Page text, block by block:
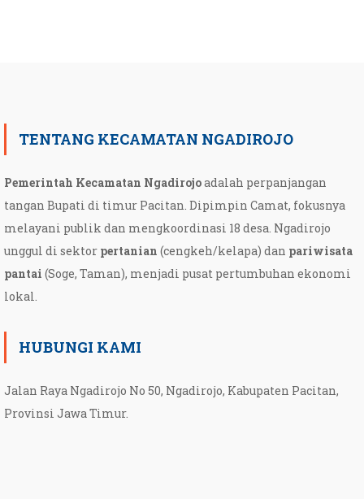
TENTANG KECAMATAN NGADIROJO
Pemerintah Kecamatan Ngadirojoadalah perpanjangan
tangan Bupati di timur Pacitan. Dipimpin Camat, fokusnya
melayani publik dan mengkoordinasi 18 desa. Ngadirojo
unggul di sektor pertanian (cengkeh/kelapa) dan pariwisata
pantai (Soge, Taman), menjadi pusat pertumbuhan ekonomi
lokal.
HUBUNGI KAMI
Jalan Raya Ngadirojo No 50, Ngadirojo, Kabupaten Pacitan,
Provinsi Jawa Timur.